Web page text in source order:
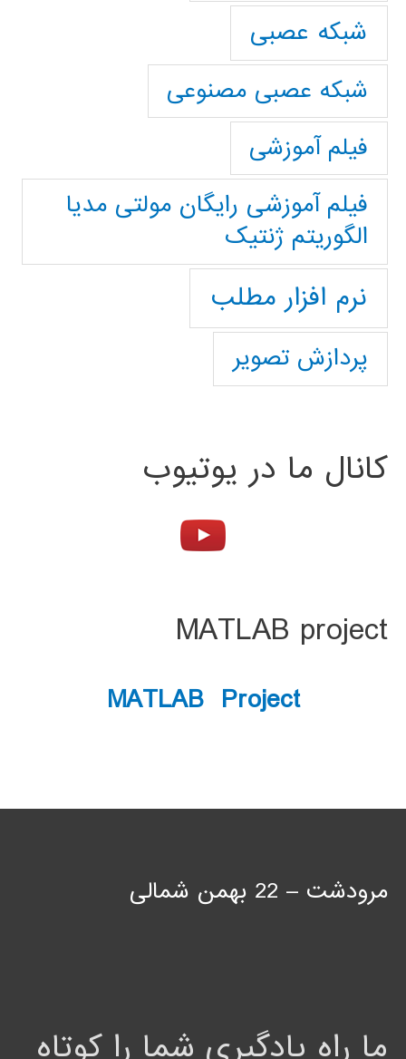
شبکه عصبی
شبکه عصبی مصنوعی
فیلم آموزشی
فیلم آموزشی رایگان مولتی مدیا
الگوریتم ژنتیک
نرم افزار مطلب
پردازش تصویر
کانال ما در یوتیوب
MATLAB project
MATLAB Project
مرودشت – 22 بهمن شمالی
ما راه یادگیری شما را کوتاه